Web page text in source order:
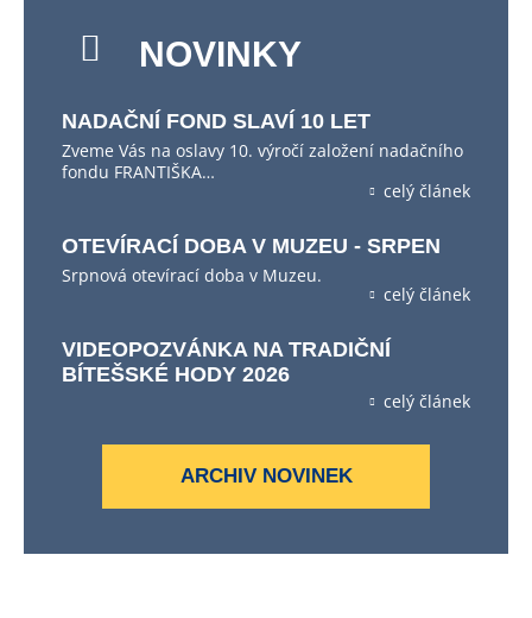
NOVINKY
NADAČNÍ FOND SLAVÍ 10 LET
Zveme Vás na oslavy 10. výročí založení nadačního
fondu FRANTIŠKA…
celý článek
OTEVÍRACÍ DOBA V MUZEU - SRPEN
Srpnová otevírací doba v Muzeu.
celý článek
VIDEOPOZVÁNKA NA TRADIČNÍ
BÍTEŠSKÉ HODY 2026
celý článek
ARCHIV NOVINEK